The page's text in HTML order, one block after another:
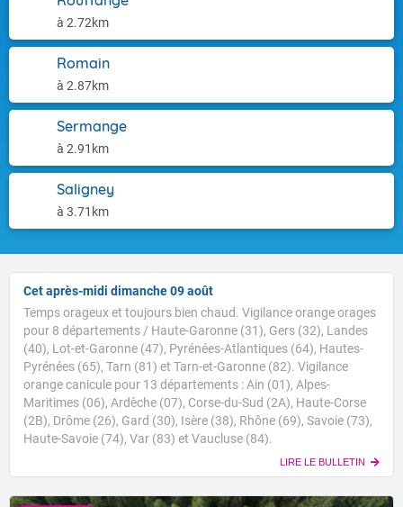
à 2.72km
Romain
à 2.87km
Sermange
à 2.91km
Saligney
à 3.71km
Cet après-midi dimanche 09 août
Temps orageux et toujours bien chaud. Vigilance orange orages
pour 8 départements / Haute-Garonne (31), Gers (32), Landes
(40), Lot-et-Garonne (47), Pyrénées-Atlantiques (64), Hautes-
Pyrénées (65), Tarn (81) et Tarn-et-Garonne (82). Vigilance
orange canicule pour 13 départements : Ain (01), Alpes-
Maritimes (06), Ardèche (07), Corse-du-Sud (2A), Haute-Corse
(2B), Drôme (26), Gard (30), Isère (38), Rhône (69), Savoie (73),
Haute-Savoie (74), Var (83) et Vaucluse (84).
LIRE LE BULLETIN